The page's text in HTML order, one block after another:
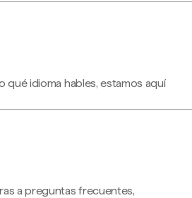
qué idioma hables, estamos aquí
a preguntas frecuentes,